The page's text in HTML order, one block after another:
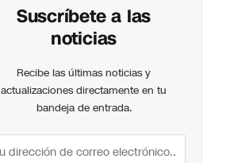
Suscríbete a las
noticias
Recibe las últimas noticias y
actualizaciones directamente en tu
bandeja de entrada.